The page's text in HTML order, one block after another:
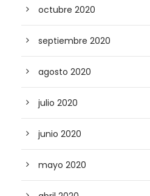
octubre 2020
septiembre 2020
agosto 2020
julio 2020
junio 2020
mayo 2020